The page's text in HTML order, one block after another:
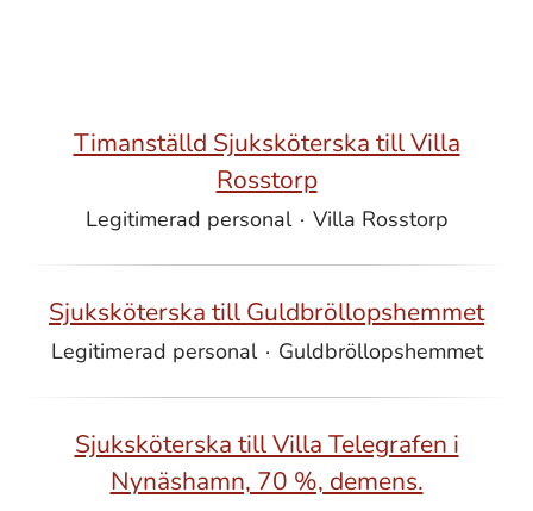
Timanställd Sjuksköterska till Villa
Rosstorp
Legitimerad personal · Villa Rosstorp
Sjuksköterska till Guldbröllopshemmet
Legitimerad personal · Guldbröllopshemmet
Sjuksköterska till Villa Telegrafen i
Nynäshamn, 70 %, demens.